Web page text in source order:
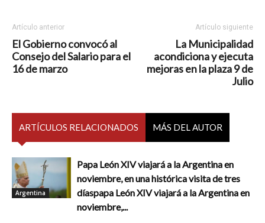
Artículo anterior
El Gobierno convocó al
Consejo del Salario para el
16 de marzo
Artículo siguiente
La Municipalidad
acondiciona y ejecuta
mejoras en la plaza 9 de
Julio
ARTÍCULOS RELACIONADOS MÁS DEL AUTOR
Argentina
Papa León XIV viajará a la Argentina en
noviembre, en una histórica visita de tres
díaspapa León XIV viajará a la Argentina en
noviembre,...